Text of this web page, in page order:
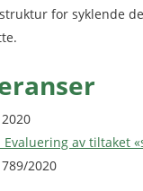
for syklende
av tiltaket
2020